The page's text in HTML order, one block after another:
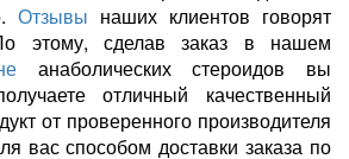
Отзывы наших клиентов говорят
этому, сделав заказ в нашем
анаболических стероидов вы
отличный качественный
от проверенного производителя
вас способом доставки заказа по